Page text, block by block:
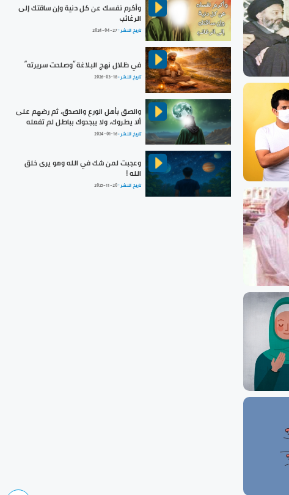
وأكرم نفسك عن كل دنية وإن ساقتك إلى
الرغائب
تاريخ النشر :2024-04-27
في ظلال نهج البلاغة ”وصلحت سريرته“
تاريخ النشر :2026-03-18
والصق بأهل الورع والصدق، ثم رضهم على
ألا يطروك، ولا يبجحوك بباطل لم تفعله
تاريخ النشر :2024-01-16
وعجبت لمن شك في الله وهو يرى خلق
الله !
تاريخ النشر :2025-11-20